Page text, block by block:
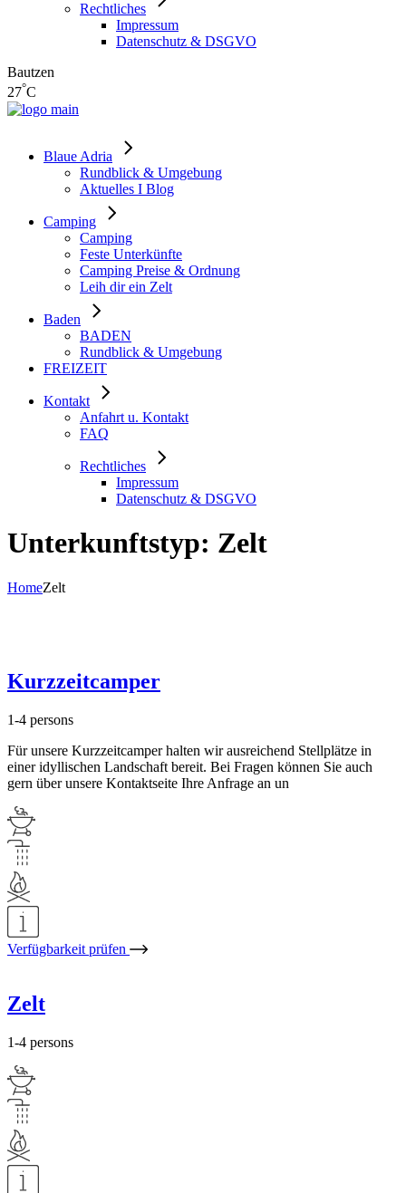
Rechtliches
Impressum
Datenschutz & DSGVO
Bautzen
27°C
Blaue Adria
Rundblick & Umgebung
Aktuelles I Blog
Camping
Camping
Feste Unterkünfte
Camping Preise & Ordnung
Leih dir ein Zelt
Baden
BADEN
Rundblick & Umgebung
FREIZEIT
Kontakt
Anfahrt u. Kontakt
FAQ
Rechtliches
Impressum
Datenschutz & DSGVO
Unterkunftstyp: Zelt
HomeZelt
Kurzzeitcamper
1-4 persons
Für unsere Kurzzeitcamper halten wir ausreichend Stellplätze in
einer idyllischen Landschaft bereit. Bei Fragen können Sie auch
gern über unsere Kontaktseite Ihre Anfrage an un
Verfügbarkeit prüfen
Zelt
1-4 persons